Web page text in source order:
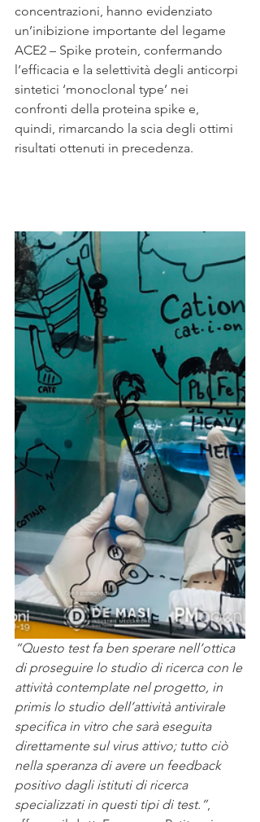
concentrazioni, hanno evidenziato
un’inibizione importante del legame
ACE2 – Spike protein, confermando
l’efficacia e la selettività degli anticorpi
sintetici ‘monoclonal type’ nei
confronti della proteina spike e,
quindi, rimarcando la scia degli ottimi
risultati ottenuti in precedenza.
“Questo test fa ben sperare nell’ottica
di proseguire lo studio di ricerca con le
attività contemplate nel progetto, in
primis lo studio dell’attività antivirale
specifica in vitro che sarà eseguita
direttamente sul virus attivo; tutto ciò
nella speranza di avere un feedback
positivo dagli istituti di ricerca
specializzati in questi tipi di test.”,